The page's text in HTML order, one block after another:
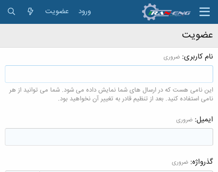
ورود عضویت
عضویت
نام کاربری ضروری
این نامی هست که در ارسال های شما نمایش داده می شود. شما می توانید از هر
نامی استفاده کنید. بعد از تنظیم قادر به تغییر آن نخواهید بود.
ایمیل ضروری
گذرواژه ضروری